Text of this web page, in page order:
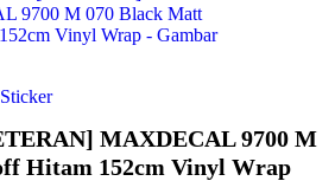
Sticker
MAXDECAL 9700 M
Hitam 152cm Vinyl Wrap